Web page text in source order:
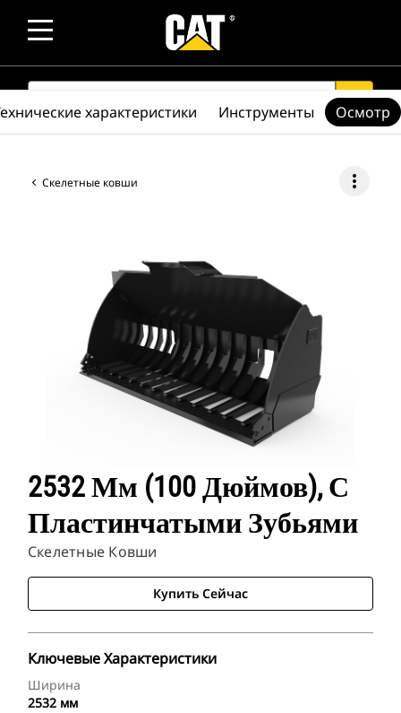
SEARCH search
Скелетные ковши more_vert
2532 Мм (100 Дюймов), С
Пластинчатыми Зубьями
Скелетные Ковши
Купить Сейчас
Ключевые Характеристики
Ширина
2532 мм
характеристики Инструменты Осмотр